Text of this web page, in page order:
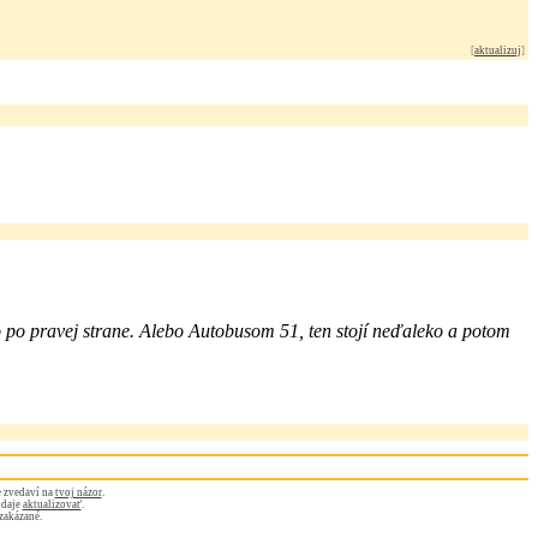
[aktualizuj]
pravej strane. Alebo Autobusom 51, ten stojí neďaleko a potom
zvedaví natvoj názor.
aktualizovať.
zakázané.